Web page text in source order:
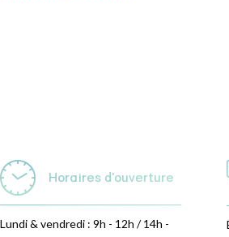
Horaires d'ouverture
Lundi & vendredi : 9h - 12h / 14h -